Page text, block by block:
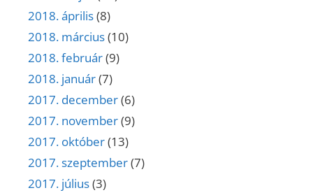
2018. április(8)
2018. március(10)
2018. február(9)
2018. január(7)
2017. december(6)
2017. november(9)
2017. október(13)
2017. szeptember(7)
2017. július(3)